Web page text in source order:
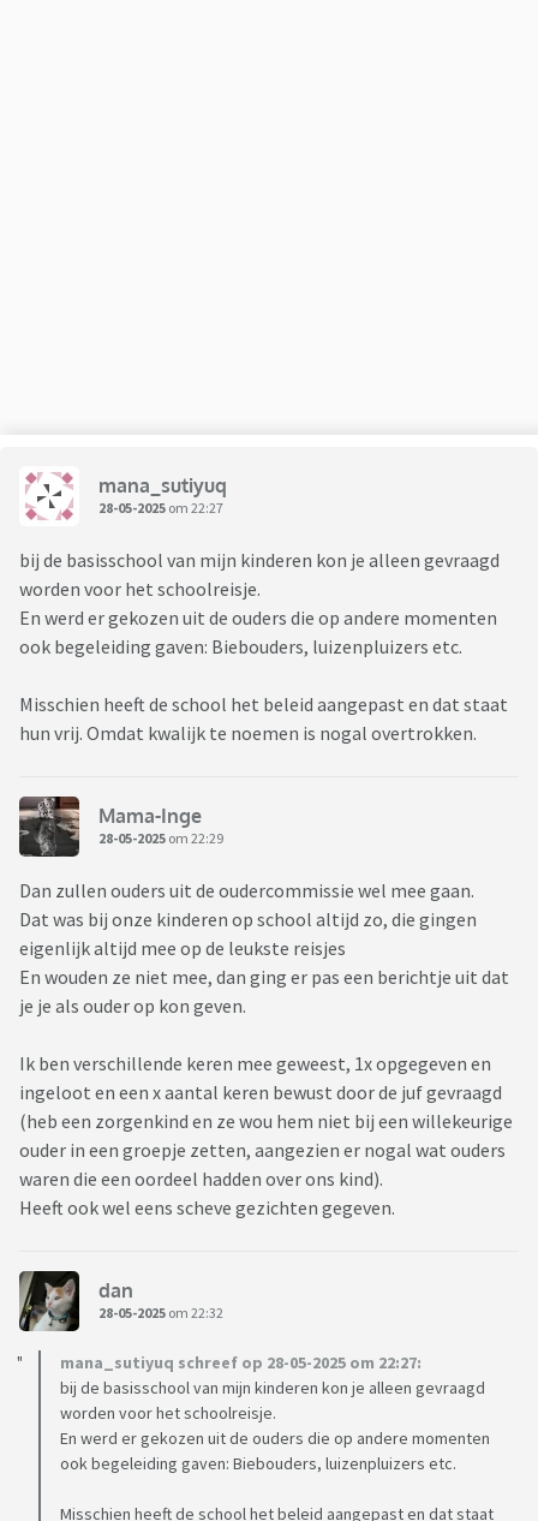
mana_sutiyuq
28-05-2025 om 22:27
bij de basisschool van mijn kinderen kon je alleen gevraagd
worden voor het schoolreisje.
En werd er gekozen uit de ouders die op andere momenten
ook begeleiding gaven: Biebouders, luizenpluizers etc.
Misschien heeft de school het beleid aangepast en dat staat
hun vrij. Omdat kwalijk te noemen is nogal overtrokken.
Mama-Inge
28-05-2025 om 22:29
Dan zullen ouders uit de oudercommissie wel mee gaan.
Dat was bij onze kinderen op school altijd zo, die gingen
eigenlijk altijd mee op de leukste reisjes
En wouden ze niet mee, dan ging er pas een berichtje uit dat
je je als ouder op kon geven.
Ik ben verschillende keren mee geweest, 1x opgegeven en
ingeloot en een x aantal keren bewust door de juf gevraagd
(heb een zorgenkind en ze wou hem niet bij een willekeurige
ouder in een groepje zetten, aangezien er nogal wat ouders
waren die een oordeel hadden over ons kind).
Heeft ook wel eens scheve gezichten gegeven.
dan
28-05-2025 om 22:32
mana_sutiyuq schreef op 28-05-2025 om 22:27:
bij de basisschool van mijn kinderen kon je alleen gevraagd
worden voor het schoolreisje.
En werd er gekozen uit de ouders die op andere momenten
ook begeleiding gaven: Biebouders, luizenpluizers etc.
Misschien heeft de school het beleid aangepast en dat staat